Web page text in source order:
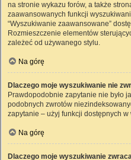
na stronie wykazu forów, a także
zaawansowanych funkcji
“Wyszukiwanie zaawansowane”
Rozmieszczenie elementów
zależeć od używanego stylu.
Na górę
Dlaczego moje wyszukiwanie nie
Prawdopodobnie zapytanie nie było
podobnych zwrotów
zapytanie – użyj funkcji dostępnych
Na górę
Dlaczego moje wyszukiwanie